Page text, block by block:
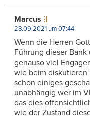
Marcus
28.09.2021 um 07:44
Wenn die Herren
Führung dieser
genauso viel
wie beim diskutieren
schon einiges
unabhängig wer im
das dies
wie der Zustand